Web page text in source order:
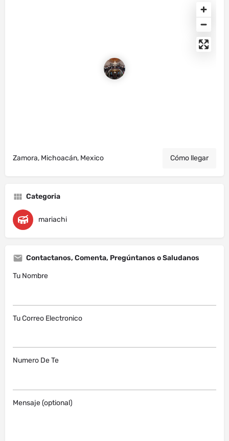
Zamora, Michoacán, Mexico Cómo llegar
Categoria
mariachi
Contactanos, Comenta, Pregúntanos o Saludanos
Tu Nombre
Tu Correo Electronico
Numero De Te
Mensaje (optional)